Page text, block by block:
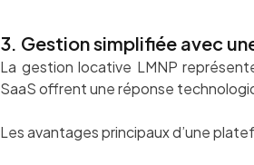
3. Gestion simplifiée avec
La gestion locative LMNP
SaaS offrent une réponse
Les avantages principaux d’une